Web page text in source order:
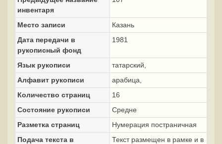
инвентаря
Место записи
Казань
Дата передачи в
рукописный фонд
1981
Язык рукописи
татарский,
Алфавит рукописи
арабица,
Количество страниц
16
Состояние рукописи
Средне
Разметка страниц
Нумерация постраничная
Подача текста в
Текст размещен в рамке и в